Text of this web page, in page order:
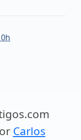
Carlos